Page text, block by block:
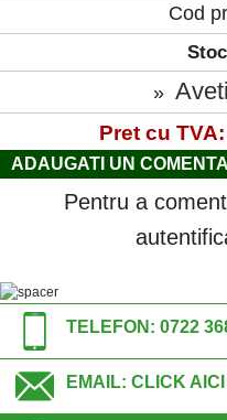
Cod
»
Pret cu
ADAUGATI UN
Pentru a
TELEFON: 0722
EMAIL: CLICK AICI